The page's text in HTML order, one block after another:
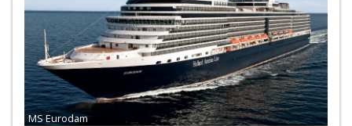
MS Eurodam